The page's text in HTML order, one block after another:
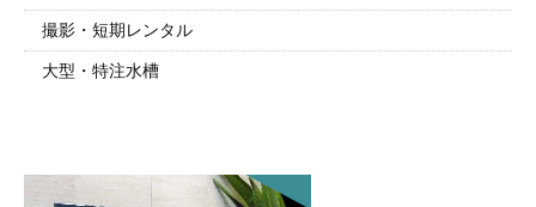
撮影・短期レンタル
大型・特注水槽